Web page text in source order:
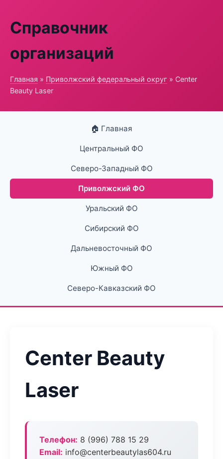
Справочник
организаций
Главная » Приволжский федеральный округ » Center
Beauty Laser
🏠 Главная
Центральный ФО
Северо-Западный ФО
Приволжский ФО
Уральский ФО
Сибирский ФО
Дальневосточный ФО
Южный ФО
Северо-Кавказский ФО
Center Beauty
Laser
Телефон: 8 (996) 788 15 29
Email: info@centerbeautylas604.ru